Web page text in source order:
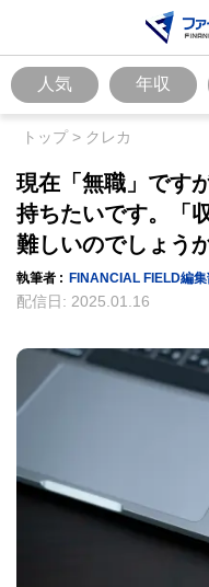
人気 年収
トップ> クレカ
現在「無職」です
持ちたいです。「
難しいのでしょう
執筆者 : FINANCIAL FIELD編集
配信日: 2025.01.16